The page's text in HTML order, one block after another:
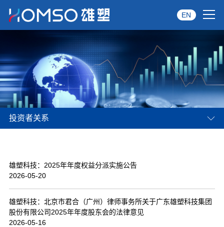
关于雄塑
产品中心
品牌服务
资讯中心
经典案例
EN
投资者关系
雄塑科技：2025年年度权益分派实施公告
2026-05-20
雄塑科技：北京市君合（广州）律师事务所关于广东雄塑科技集团
股份有限公司2025年年度股东会的法律意见
2026-05-16